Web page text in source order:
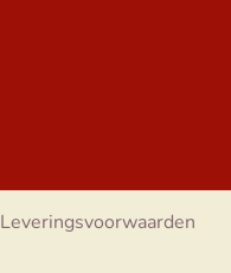
Leveringsvoorwaarden